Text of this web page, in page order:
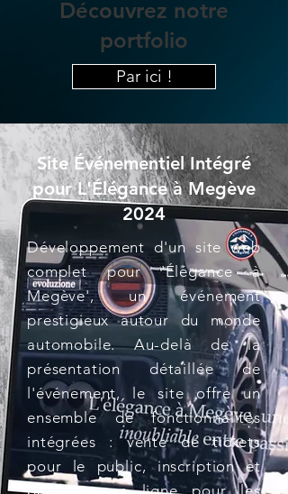
Découvrez notre
portfolio
Par ici !
Site Événementiel Intégré
pour L'Élégance à Megève
2024
Développement d'un site web
complet pour 'Élégance à
Megève', un événement
prestigieux autour du monde
automobile. Au-delà de la
présentation détaillée de
l'événement, le site offre un
ensemble de fonctionnalités
intégrées : vente de tickets
pour le public, inscription et
paiement en ligne pour les